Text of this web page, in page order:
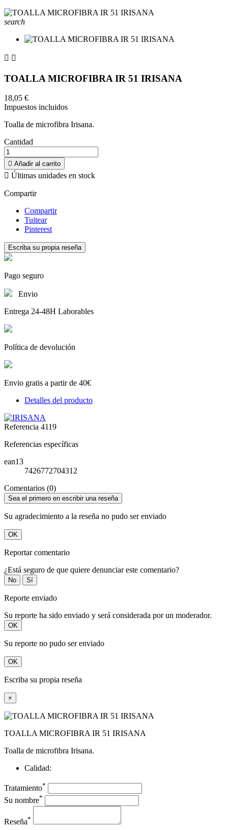
search
 
TOALLA MICROFIBRA IR 51 IRISANA
18,05 €
Impuestos incluidos
Toalla de microfibra Irisana.
Cantidad
 Añadir al carrito
 Últimas unidades en stock
Compartir
Compartir
Tuitear
Pinterest
Escriba su propia reseña
Pago seguro
Envio
Entrega 24-48H Laborables
Política de devolución
Envio gratis a partir de 40€
Detalles del producto
Referencia 4119
Referencias específicas
ean13
7426772704312
Comentarios (0)
Sea el primero en escribir una reseña
Su agradecimiento a la reseña no pudo ser enviado
OK
Reportar comentario
¿Está seguro de que quiere denunciar este comentario?
No Sí
Reporte enviado
Su reporte ha sido enviado y será considerada por un moderador.
OK
Su reporte no pudo ser enviado
OK
Escriba su propia reseña
×
TOALLA MICROFIBRA IR 51 IRISANA
Toalla de microfibra Irisana.
Calidad:
Tratamiento*
Su nombre*
Reseña*